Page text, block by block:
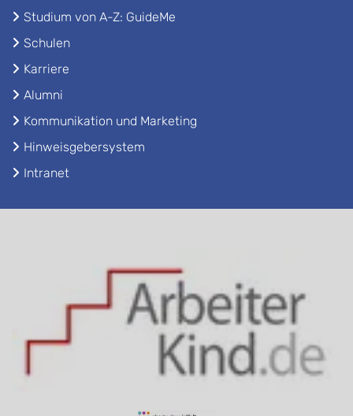
Studium von A-Z: GuideMe
Schulen
Karriere
Alumni
Kommunikation und Marketing
Hinweisgebersystem
Intranet